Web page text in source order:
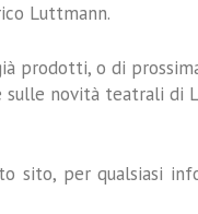
Luttmann.
prodotti, o di
novità teatrali di
sito, per qualsiasi